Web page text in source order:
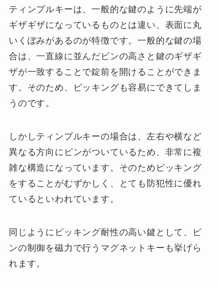
ティンプルキーは、一般的な鍵のように先端が
ギザギザになっているものとは違い、表面に丸
いくぼみがあるのが特徴です。一般的な鍵の場
合は、一直線に並んだピンの高さと鍵のギザギ
ザが一致することで錠前を開けることができま
す。そのため、ピッキングも容易にできてしま
うのです。
しかしティンプルキーの場合は、左右や横など
異なる方向にピンがついているため、非常に複
雑な構造になっています。そのためピッキング
をすることがむずかしく、とても防犯性に優れ
ているといわれています。
同じようにピッキング耐性の高い鍵として、ピ
ンの制御を磁力で行うマグネットキーも挙げら
れます。